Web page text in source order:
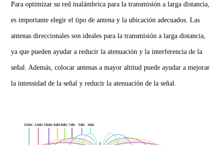
Para optimizar su red inalámbrica para la transmisión a larga distancia,
es importante elegir el tipo de antena y la ubicación adecuados. Las
antenas direccionales son ideales para la transmisión a larga distancia,
ya que pueden ayudar a reducir la atenuación y la interferencia de la
señal. Además, colocar antenas a mayor altitud puede ayudar a mejorar
la intensidad de la señal y reducir la atenuación de la señal.